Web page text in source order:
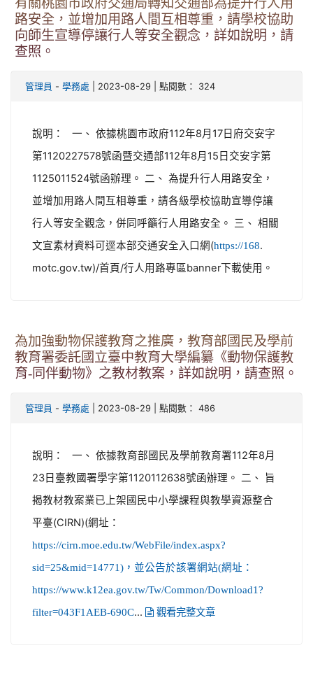
有關桃園市政府交通局轉知交通部為提升行人用
路安全，並增加用路人間互相尊重，請學校協助
向師生宣導停讓行人等安全觀念，詳如說明，請
查照。
管理員 - 學務處 | 2023-08-29 | 點閱數： 324
說明： 一、 依據桃園市政府112年8月17日府交安字
第1120227578號函暨交通部112年8月15日交安字第
1125011524號函辦理。 二、 為提升行人用路安全，
並增加用路人間互相尊重，請各級學校協助宣導停讓
行人等安全觀念，併同呼籲行人用路安全。 三、 相關
文宣素材資料可逕本部交通安全入口網(https://168.
motc.gov.tw)/首頁/行人用路專區banner下載使用。
為加強動物保護教育之推廣，教育部國民及學前
教育署委託國立臺中教育大學編纂《動物保護教
育-同伴動物》之教材教案，詳如說明，請查照。
管理員 - 學務處 | 2023-08-29 | 點閱數： 486
說明： 一、 依據教育部國民及學前教育署112年8月
23日臺教國署學字第1120112638號函辦理。 二、 旨
揭教材教案業已上架國民中小學課程與教學資源整合
平臺(CIRN)(網址：
https://cirn.moe.edu.tw/WebFile/index.aspx?
sid=25&mid=14771)，並公告於該署網站(網址：
https://www.k12ea.gov.tw/Tw/Common/Download1?
filter=043F1AEB-690C... 觀看完整文章